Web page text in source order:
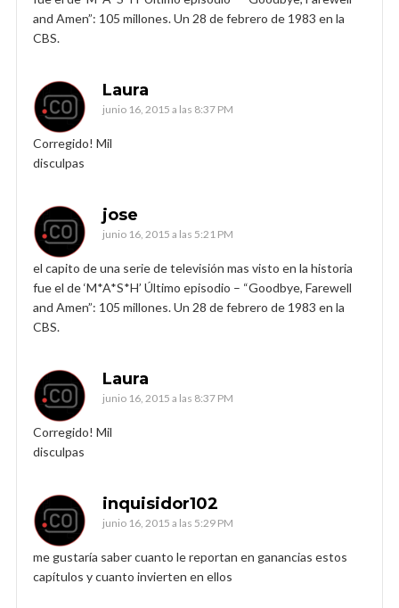
and Amen”: 105 millones. Un 28 de febrero de 1983 en la
CBS.
Laura
junio 16, 2015 a las 8:37 PM
Corregido! Mil
disculpas
jose
junio 16, 2015 a las 5:21 PM
el capito de una serie de televisión mas visto en la historia
fue el de ‘M*A*S*H’ Último episodio – “Goodbye, Farewell
and Amen”: 105 millones. Un 28 de febrero de 1983 en la
CBS.
Laura
junio 16, 2015 a las 8:37 PM
Corregido! Mil
disculpas
inquisidor102
junio 16, 2015 a las 5:29 PM
me gustaría saber cuanto le reportan en ganancias estos
capítulos y cuanto invierten en ellos